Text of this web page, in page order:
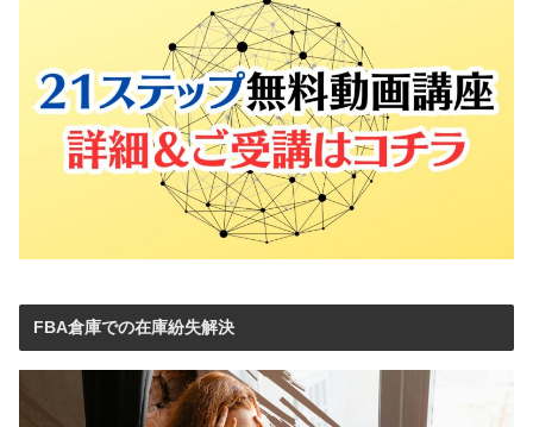
FBA倉庫での在庫紛失解決